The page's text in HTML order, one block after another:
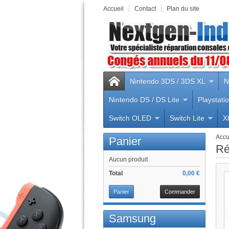
Accueil Contact Plan du site
Nintendo 3DS / 3DS XL
Nintendo DS / DS Lite
Switch OLED Switch Lite
Panier
Aucun produit
0,00 €
Total
Panier Commander
Samsung